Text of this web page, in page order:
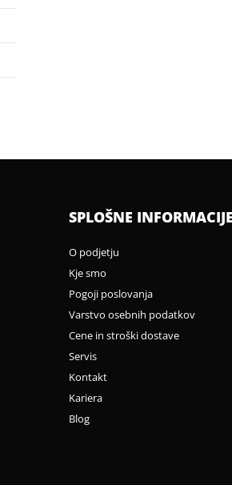
SPLOŠNE INFORMACIJE
O podjetju
Kje smo
Pogoji poslovanja
Varstvo osebnih podatkov
Cene in stroški dostave
Servis
Kontakt
Kariera
Blog